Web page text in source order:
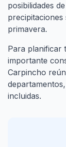
posibilidades
primavera.
Para planificar
importante
Carpincho
incluidas.